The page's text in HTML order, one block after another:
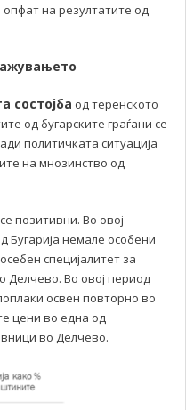
на резултатите од
состојба од теренското
од бугарските граѓани се
политичката ситуација
на мнозинство од
позитивни. Во овој
Бугарија немале особени
специјалитет за
Делчево. Во овој период
освен повторно во
цени во една од
во Делчево.